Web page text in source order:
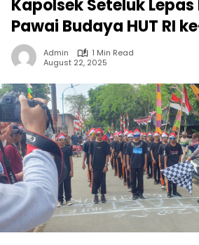
Kapolsek Seteluk Lepas
Pawai Budaya HUT RI
Admin
1 Min Read
August 22, 2025